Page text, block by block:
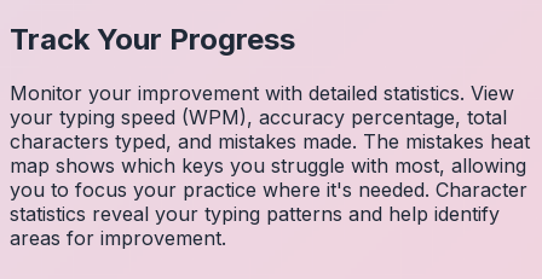
Track Your Progress
Monitor your improvement with detailed statistics. View
your typing speed (WPM), accuracy percentage, total
characters typed, and mistakes made. The mistakes heat
map shows which keys you struggle with most, allowing
you to focus your practice where it's needed. Character
statistics reveal your typing patterns and help identify
areas for improvement.